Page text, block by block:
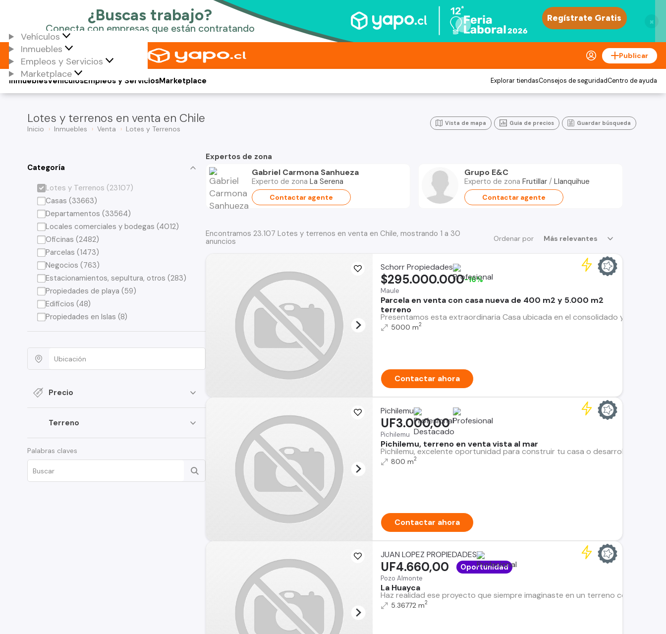
×
Vehículos
Inmuebles
Empleos y Servicios
Marketplace
Publicar
Vehículos
Inmuebles Empleos y ServiciosMarketplace Explorar tiendasConsejos de seguridadCentro de ayuda
Lotes y terrenos en venta en Chile
Inicio Inmuebles Venta Lotes y Terrenos
Vista de mapa Guia de precios Guardar búsqueda
Categoría
Lotes y Terrenos (23107)
Casas (33663)
Departamentos (33564)
Locales comerciales y bodegas (4012)
Oficinas (2482)
Parcelas (1473)
Negocios (763)
Estacionamientos, sepultura, otros (283)
Propiedades de playa (59)
Edificios (48)
Propiedades en Islas (8)
Precio
Terreno
Palabras claves
Expertos de zona
Gabriel Carmona Sanhueza
Experto de zona La Serena
Contactar agente
Grupo E&C
Experto de zona Frutillar/ Llanquihue
Contactar agente
Ordenar por Más relevantes
Encontramos 23.107 Lotes y terrenos en venta en Chile, mostrando 1 a 30
anuncios
Schorr Propiedades
Maule
Parcela en venta con casa nueva de 400 m2 y 5.000 m2
terreno
Presentamos esta extraordinaria Casa ubicada en el consolidado y tranquilo
$295.000.000-16%
5000 m2
Contactar ahora
Pichilemu
Pichilemu
Pichilemu, terreno en venta vista al mar
Pichilemu, excelente oportunidad para construir tu casa o desarrollar un
UF3.000,00
800 m2
Contactar ahora
JUAN LOPEZ PROPIEDADES
Pozo Almonte
La Huayca
Haz realidad ese proyecto que siempre imaginaste en un terreno con el
UF4.660,00 Oportunidad
5.36772 m2